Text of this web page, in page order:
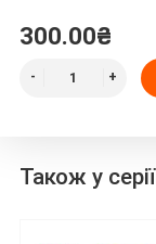
300.00₴
Також у серії